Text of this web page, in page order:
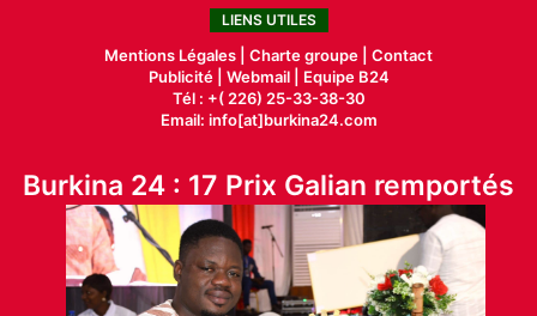
LIENS UTILES
Mentions Légales | Charte groupe | Contact
Publicité| Webmail |
Equipe B24
Tél : +( 226) 25-33-38-30
Email: info[at]burkina24.com
Burkina 24 : 17 Prix Galian remportés